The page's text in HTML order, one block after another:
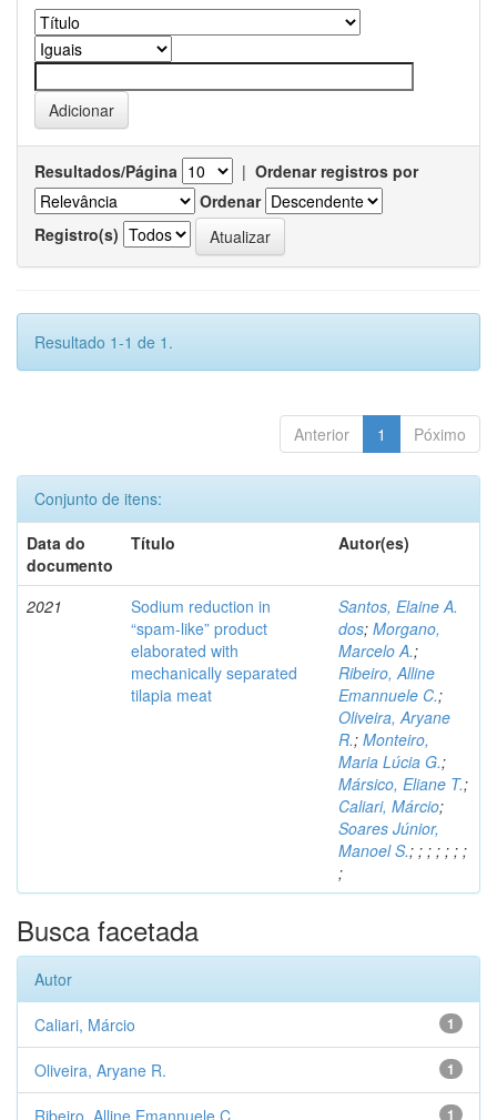
Resultados/Página | Ordenar registros por
Ordenar
Registro(s)
Resultado 1-1 de 1.
Anterior 1 Póximo
Conjunto de itens:
Data do
documento
Título Autor(es)
2021
Sodium reduction in
“spam-like” product
elaborated with
mechanically separated
tilapia meat
Santos, Elaine A.
dos; Morgano,
Marcelo A.;
Ribeiro, Alline
Emannuele C.;
Oliveira, Aryane
R.; Monteiro,
Maria Lúcia G.;
Mársico, Eliane T.;
Caliari, Márcio;
Soares Júnior,
Manoel S.; ; ; ; ; ; ;
;
Busca facetada
Autor
1
Caliari, Márcio
1
Oliveira, Aryane R.
1